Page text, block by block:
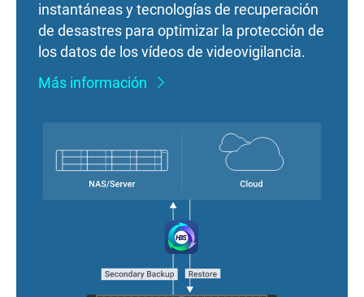
instantáneas y tecnologías de recuperación
de desastres para optimizar la protección de
los datos de los vídeos de videovigilancia.
Más información